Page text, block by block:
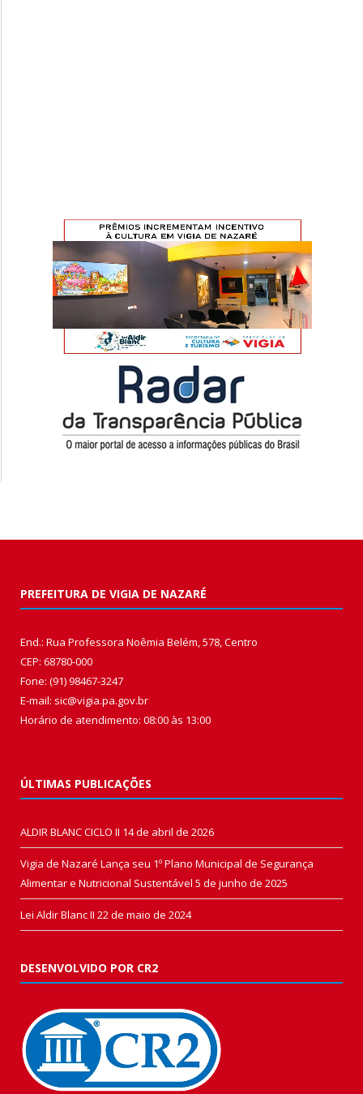
PREFEITURA DE VIGIA DE NAZARÉ
End.: Rua Professora Noêmia Belém, 578, Centro
CEP: 68780-000
Fone: (91) 98467-3247
E-mail: sic@vigia.pa.gov.br
Horário de atendimento: 08:00 às 13:00
ÚLTIMAS PUBLICAÇÕES
ALDIR BLANC CICLO II 14 de abril de 2026
Vigia de Nazaré Lança seu 1º Plano Municipal de Segurança
Alimentar e Nutricional Sustentável 5 de junho de 2025
Lei Aldir Blanc II 22 de maio de 2024
DESENVOLVIDO POR CR2